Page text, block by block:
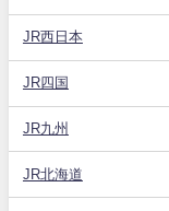
JR西日本
JR四国
JR九州
JR北海道